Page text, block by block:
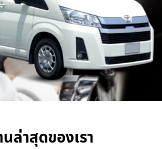
ล่าสุดของเรา